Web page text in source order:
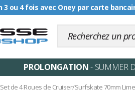
Livraison offerte dès 99€
PROLONGATION- SUMMER
Set de 4 Roues de Cruiser/Surfskate 70mm Lime